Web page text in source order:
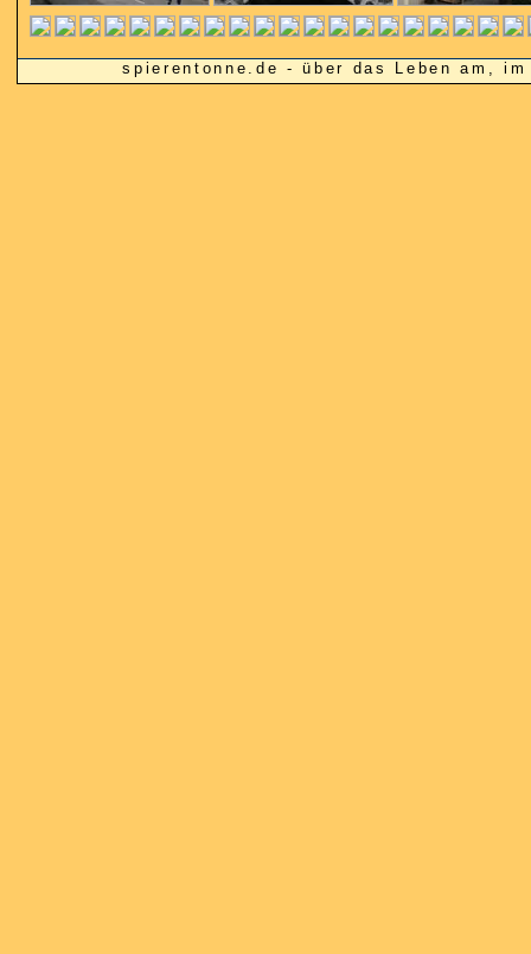
spierentonne.de - über das Leben am,